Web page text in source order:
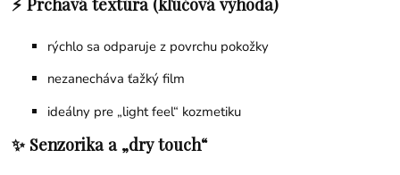
rýchlo sa odparuje z povrchu pokožky
nezanecháva ťažký film
ideálny pre „light feel“ kozmetiku
✨ Senzorika a „dry touch“